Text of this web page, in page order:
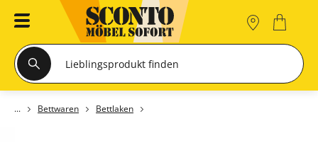
Bettwaren Bettlaken